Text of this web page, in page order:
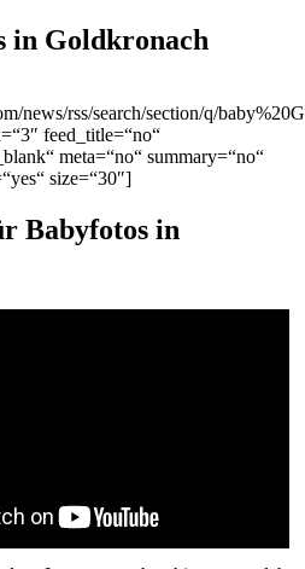
in Goldkronach
news/rss/search/section/q/
feed_title=“no“
meta=“no“ summary=“no“
size=“30″]
Babyfotos in